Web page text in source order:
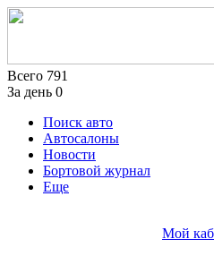
Всего 791
За день 0
Поиск авто
Автосалоны
Новости
Бортовой журнал
Еще
Мой